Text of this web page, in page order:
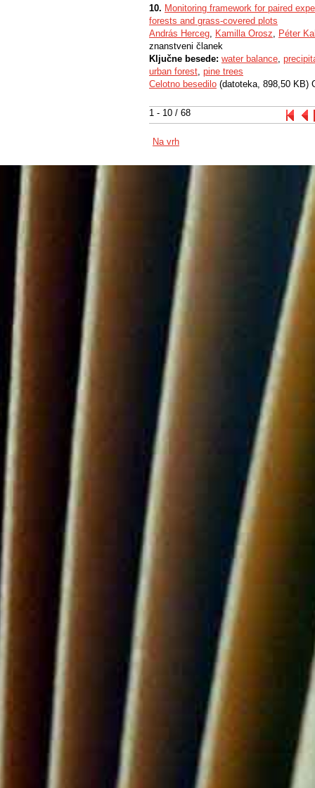
1 - 10 / 68
10. Monitoring framework for paired
forests and grass-covered plots
András Herceg, Kamilla Orosz, Péter
znanstveni članek
Ključne besede: water balance,
urban forest, pine trees
Celotno besedilo (datoteka, 898,50 KB)
Na vrh